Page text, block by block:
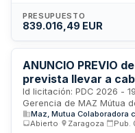
precisa proveedores de
farmacéuticos variados
se enmarca en los
sector público de
PRESUPUESTO
839.016,49 EUR
ANUNCIO PREVIO
prevista llevar a
Contratación de
2026 del
material fungible
Id licitación: PDC 2026 -
Gerencia de MAZ Mútua
Enfermedades
Importe: 0 EUR; Estado:
Maz, Mutua Colaboradora
Abierto
Zaragoza Pub.